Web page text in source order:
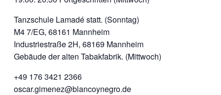
Tanzschule Lamadé statt. (Sonntag)
M4 7/EG, 68161 Mannheim
Industriestraße 2H, 68169 Mannheim
Gebäude der alten Tabakfabrik. (Mittwoch)
+49 176 3421 2366
oscar.gimenez@blancoynegro.de